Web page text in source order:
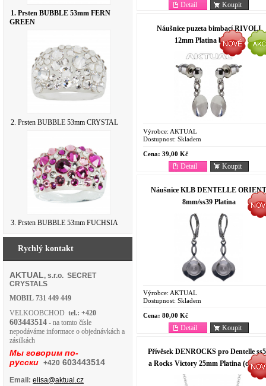
1. Prsten BUBBLE 53mm FERN
GREEN
2. Prsten BUBBLE 53mm CRYSTAL
3. Prsten BUBBLE 53mm FUCHSIA
Rychlý kontakt
AKTUAL, s.r.o. SECRET
CRYSTALS
MOBIL 731 449 449
VELKOOBCHOD tel.: +420
603443514 - na tomto čísle
nepodáváme informace o objednávkách a
zásilkách
Мы говорим по-
русски +420 603443514
Email: elisa@aktual.cz
Koupit
Detail
Náušnice puzeta bimbací RIVOLI
12mm Platina bimbací
Výrobce: AKTUAL
Dostupnost: Skladem
Cena: 39,00 Kč
Koupit
Detail
Náušnice KLB DENTELLE ORIENT
8mm/ss39 Platina
Výrobce: AKTUAL
Dostupnost: Skladem
Cena: 80,00 Kč
Koupit
Detail
Přívěsek DENROCKS pro Dentelle
a Rocks Victory 25mm Platina (cena
zapínání ale bez řetízku a kamenů)